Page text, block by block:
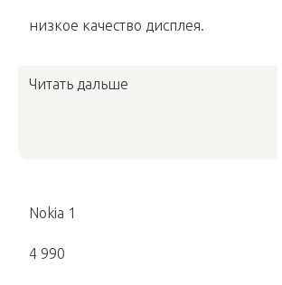
низкое качество дисплея.
Читать дальше
Nokia 1
4 990